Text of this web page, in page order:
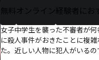
無料 オンライン 経験者にお
女子中学生を襲った不審者が
に殺人事件がおきたことに複
た。近しい人物に犯人がいる